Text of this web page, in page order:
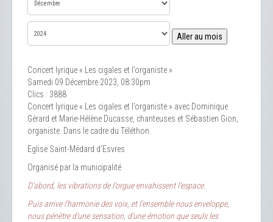
Aller au mois
Concert lyrique « Les cigales et l’organiste »
Samedi 09 Décembre 2023, 08:30pm
Clics : 3888
Concert lyrique « Les cigales et l’organiste » avec Dominique
Gérard et Marie-Hélène Ducasse, chanteuses et Sébastien Gion,
organiste. Dans le cadre du Téléthon.
Eglise Saint-Médard d’Esvres
Organisé par la municipalité
D'abord, les vibrations de l'orgue envahissent l'espace.
Puis arrive l'harmonie des voix, et l'ensemble nous enveloppe,
nous pénètre d'une sensation, d'une émotion que seuls les